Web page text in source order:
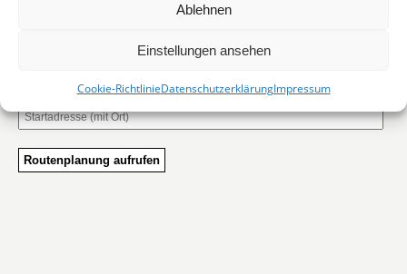
Ablehnen
Einstellungen ansehen
Cookie-RichtlinieDatenschutzerklärungImpressum
Route berechnen:
Routenplanung aufrufen